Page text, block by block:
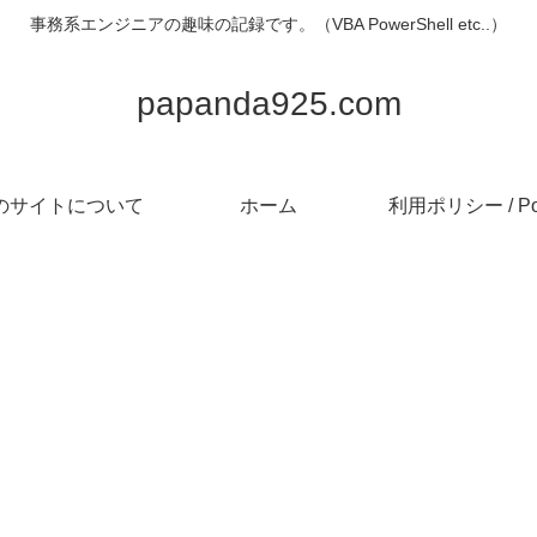
事務系エンジニアの趣味の記録です。（VBA PowerShell etc..）
papanda925.com
サイトについて ホーム 利用ポリシー /